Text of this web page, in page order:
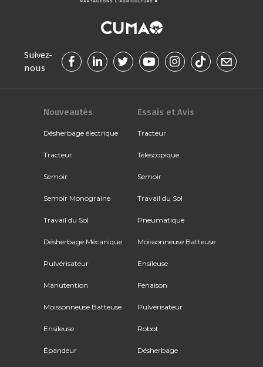
Suivez-
nous
Nouveautés
Désherbage électrique
Tracteur
Semoir
Semoir Monograine
Travail du Sol
Désherbage Mécanique
Pulvérisateur
Manutention
Moissonneuse Batteuse
Ensileuse
Épandeur
Essais et Avis
Tracteur
Télescopique
Semoir
Travail du Sol
Pneumatique
Moissonneuse Batteuse
Ensileuse
Fenaison
Pulvérisateur
Robot
Désherbage